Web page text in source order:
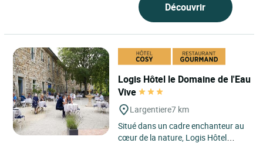
Découvrir
Logis Hôtel le Domaine de l'Eau
Vive
Largentiere7 km
Situé dans un cadre enchanteur au
cœur de la nature, Logis Hôtel